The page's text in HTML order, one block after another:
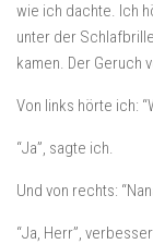
wie ich dachte. Ich
unter der
kamen. Der Geruch
Von links hörte ich:
“Ja”, sagte ich.
Und von rechts:
“Ja, Herr”,